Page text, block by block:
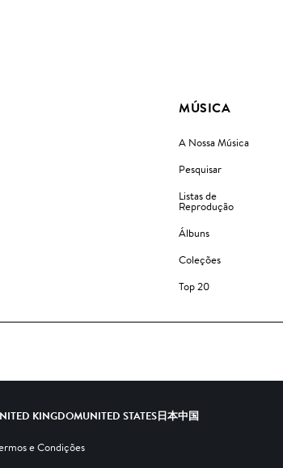
MÚSICA
A Nossa Música
Pesquisar
Listas de
Reprodução
Álbuns
Coleções
Top 20
KINGDOMUNITED STATES日本中国
e Condições